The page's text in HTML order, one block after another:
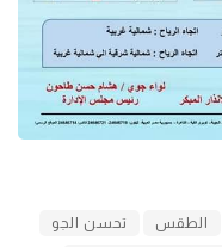
الطقس تحسن الجو